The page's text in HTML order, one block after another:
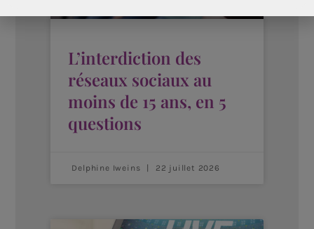
L’interdiction des
réseaux sociaux au
moins de 15 ans, en 5
questions
Delphine Iweins 22 juillet 2026